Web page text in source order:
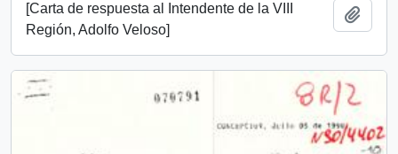
[Carta de respuesta al Intendente de la VIII
Región, Adolfo Veloso]